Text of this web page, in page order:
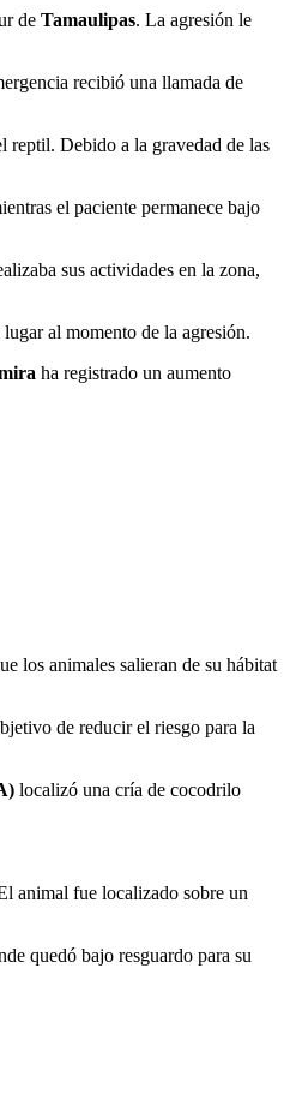
de Tamaulipas. La agresión le
recibió una llamada de
reptil. Debido a la gravedad de las
el paciente permanece bajo
sus actividades en la zona,
al momento de la agresión.
ha registrado un aumento
los animales salieran de su hábitat
de reducir el riesgo para la
localizó una cría de cocodrilo
animal fue localizado sobre un
quedó bajo resguardo para su